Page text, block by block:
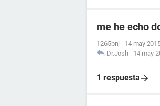
me he echo
1265bnj - 14 may
Dr.Josh - 14 may
1 respuesta